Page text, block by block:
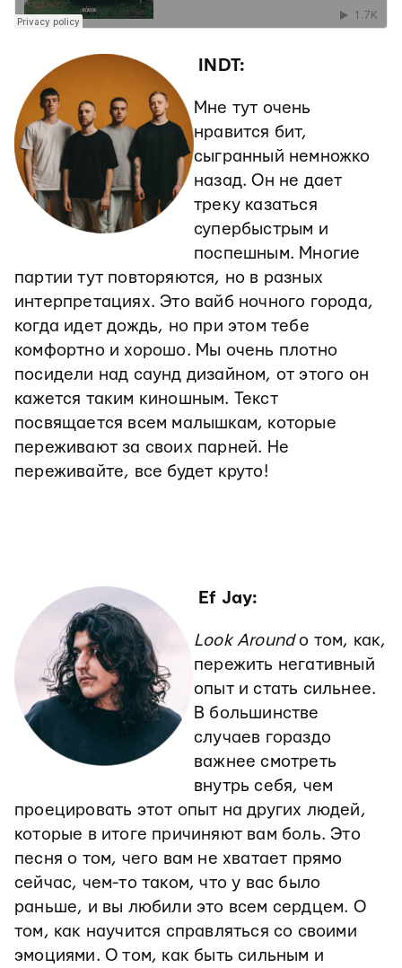
INDT:
Мне тут очень
нравится бит,
сыгранный немножко
назад. Он не дает
треку казаться
супербыстрым и
поспешным. Многие
партии тут повторяются, но в разных
интерпретациях. Это вайб ночного города,
когда идет дождь, но при этом тебе
комфортно и хорошо. Мы очень плотно
посидели над саунд дизайном, от этого он
кажется таким киношным. Текст
посвящается всем малышкам, которые
переживают за своих парней. Не
переживайте, все будет круто!
Ef Jay:
Look Aroundо том, как,
пережить негативный
опыт и стать сильнее.
В большинстве
случаев гораздо
важнее смотреть
внутрь себя, чем
проецировать этот опыт на других людей,
которые в итоге причиняют вам боль. Это
песня о том, чего вам не хватает прямо
сейчас, чем-то таком, что у вас было
раньше, и вы любили это всем сердцем. О
том, как научится справляться со своими
эмоциями. О том, как быть сильным и